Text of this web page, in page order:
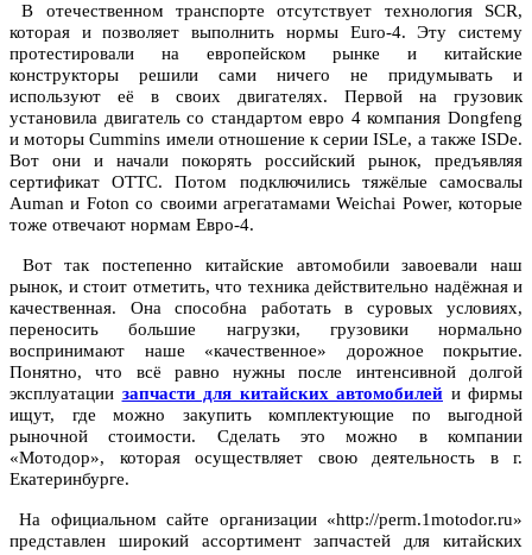
В отечественном транспорте отсутствует технология SCR,
которая и позволяет выполнить нормы Euro-4. Эту систему
протестировали на европейском рынке и китайские
конструкторы решили сами ничего не придумывать и
используют её в своих двигателях. Первой на грузовик
установила двигатель со стандартом евро 4 компания Dongfeng
и моторы Cummins имели отношение к серии ISLe, а также ISDe.
Вот они и начали покорять российский рынок, предъявляя
сертификат ОТТС. Потом подключились тяжёлые самосвалы
Auman и Foton со своими агрегатамами Weichai Power, которые
тоже отвечают нормам Евро-4.
Вот так постепенно китайские автомобили завоевали наш
рынок, и стоит отметить, что техника действительно надёжная и
качественная. Она способна работать в суровых условиях,
переносить большие нагрузки, грузовики нормально
воспринимают наше «качественное» дорожное покрытие.
Понятно, что всё равно нужны после интенсивной долгой
эксплуатации запчасти для китайских автомобилей и фирмы
ищут, где можно закупить комплектующие по выгодной
рыночной стоимости. Сделать это можно в компании
«Мотодор», которая осуществляет свою деятельность в г.
Екатеринбурге.
На официальном сайте организации «http://perm.1motodor.ru»
представлен широкий ассортимент запчастей для китайских